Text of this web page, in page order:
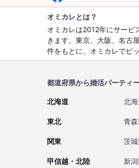
オミカレとは？
オミカレは2012年にサービ
きます。東京、大阪、名古
件をもとに、オミカレでピ
都道府県から婚活パーティ
北海道 北
東北 青
関東 茨
甲信越・北陸 新